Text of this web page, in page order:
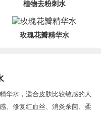
植物去粉刺水
玫瑰花瓣精华水
华水，适合皮肤比较敏感的人
、修复红血丝、消炎杀菌、柔